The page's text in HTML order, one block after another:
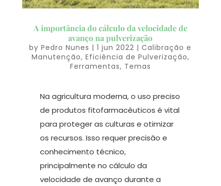
A importância do cálculo da velocidade de
avanço na pulverização
byPedro Nunes |1 jun 2022 |Calibração e
Manutenção, Eficiência de Pulverização,
Ferramentas, Temas
Na agricultura moderna, o uso preciso
de produtos fitofarmacêuticos é vital
para proteger as culturas e otimizar
os recursos. Isso requer precisão e
conhecimento técnico,
principalmente no cálculo da
velocidade de avanço durante a